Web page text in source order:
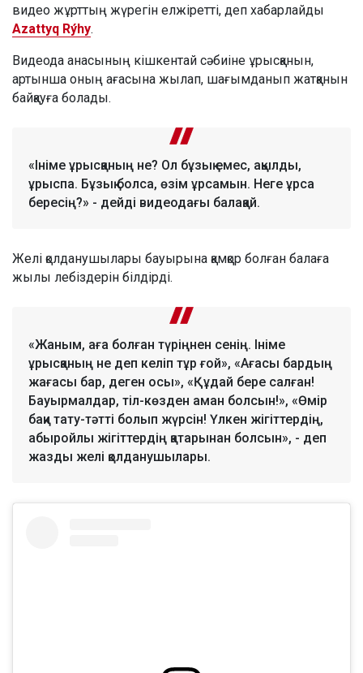
видео жұрттың жүрегін елжіретті, деп хабарлайды
Azattyq Rýhy.
Видеода анасының кішкентай сәбиіне ұрысқанын,
артынша оның ағасына жылап, шағымданып жатқанын
байқауға болады.
«Ініме ұрысқаның не? Ол бұзық емес, ақылды,
ұрыспа. Бұзық болса, өзім ұрсамын. Неге ұрса
бересің?» - дейді видеодағы балақай.
Желі қолданушылары бауырына қамқор болған балаға
жылы лебіздерін білдірді.
«Жаным, аға болған түріңнен сенің. Ініме
ұрысқаның не деп келіп тұр ғой», «Ағасы бардың
жағасы бар, деген осы», «Құдай бере салған!
Бауырмалдар, тіл-көзден аман болсын!», «Өмір
бақи тату-тәтті болып жүрсін! Үлкен жігіттердің,
абыройлы жігіттердің қатарынан болсын», - деп
жазды желі қолданушылары.